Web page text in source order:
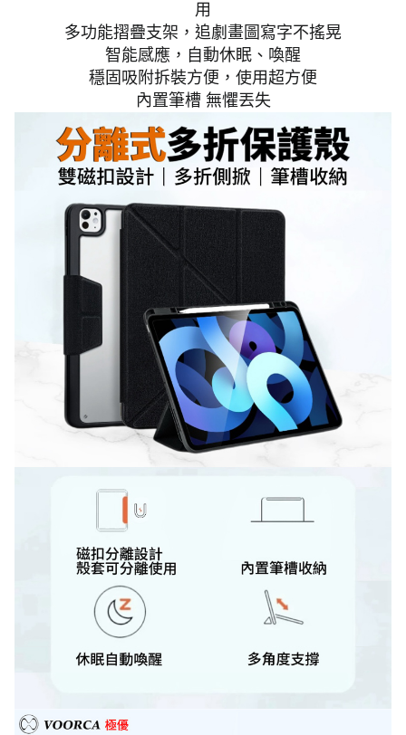
用
多功能摺疊支架，追劇畫圖寫字不搖晃
智能感應，自動休眠、喚醒
穩固吸附拆裝方便，使用超方便
內置筆槽 無懼丟失